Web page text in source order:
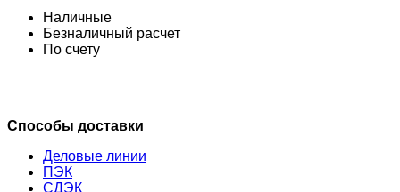
Наличные
Безналичный расчет
По счету
Способы доставки
Деловые линии
ПЭК
СДЭК